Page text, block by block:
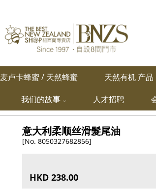
麦卢卡蜂蜜 / 天然蜂蜜 天然有机 产品
我们的故事 人才招聘
意大利柔顺丝滑髮尾油
[No. 8050327682856]
HKD 238.00